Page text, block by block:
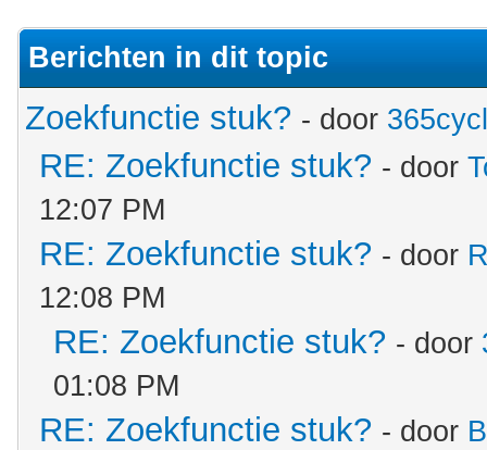
Berichten in dit topic
Zoekfunctie stuk? - door
RE: Zoekfunctie stuk? - door
12:07 PM
RE: Zoekfunctie stuk? - door
12:08 PM
RE: Zoekfunctie stuk? - door
01:08 PM
RE: Zoekfunctie stuk? - door